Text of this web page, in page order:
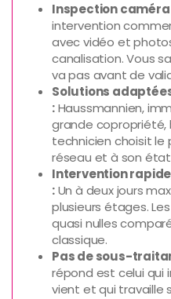
Inspection
intervention
avec vidéo et
canalisation. Vous
va pas avant de
Solutions
:Haussmannien,
grande copropriété,
technicien choisit
réseau et à son
Intervention
:Un à deux jours
plusieurs étages.
quasi nulles
classique.
Pas de sous-
répond est celui qui
vient et qui travaille